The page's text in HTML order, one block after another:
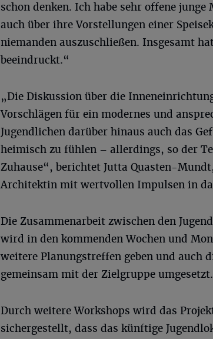
schon denken. Ich habe sehr offene junge
auch über ihre Vorstellungen einer
niemanden auszuschließen. Insgesamt
beeindruckt.“
„Die Diskussion über die
Vorschlägen für ein modernes und
Jugendlichen darüber hinaus auch das
heimisch zu fühlen – allerdings, so der
Zuhause“, berichtet Jutta Quasten-
Architektin mit wertvollen Impulsen in
Die Zusammenarbeit zwischen den
wird in den kommenden Wochen und
weitere Planungstreffen geben und auch
gemeinsam mit der Zielgruppe umgesetzt.
Durch weitere Workshops wird das
sichergestellt, dass das künftige